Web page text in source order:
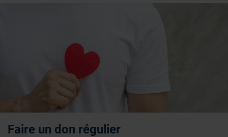
Faire un don régulier